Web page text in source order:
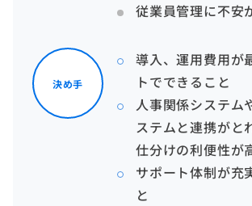
従業員管理に不安
決め手
導入、運用費用が
トでできること
人事関係システム
ステムと連携がと
仕分けの利便性が
サポート体制が充
と